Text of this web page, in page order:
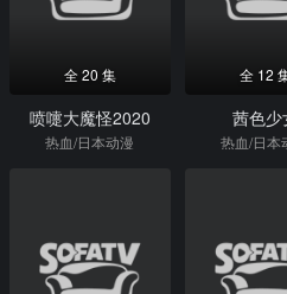
全 20 集
喷嚏大魔怪2020
热血/日本动漫
全 12
茜色少
热血/日本